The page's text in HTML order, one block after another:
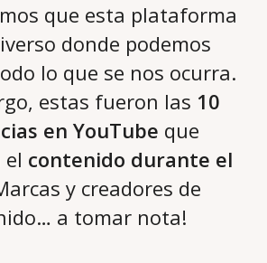
que esta plataforma
donde podemos
lo que se nos ocurra.
estas fueron las 10
en YouTube que
contenido durante el
y creadores de
a tomar nota!